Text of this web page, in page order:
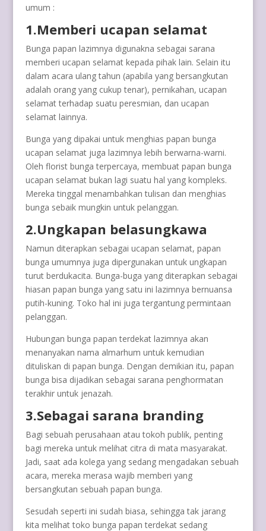
umum :
1.Memberi ucapan selamat
Bunga papan lazimnya digunakna sebagai sarana
memberi ucapan selamat kepada pihak lain. Selain itu
dalam acara ulang tahun (apabila yang bersangkutan
adalah orang yang cukup tenar), pernikahan, ucapan
selamat terhadap suatu peresmian, dan ucapan
selamat lainnya.
Bunga yang dipakai untuk menghias papan bunga
ucapan selamat juga lazimnya lebih berwarna-warni.
Oleh florist bunga terpercaya, membuat papan bunga
ucapan selamat bukan lagi suatu hal yang kompleks.
Mereka tinggal menambahkan tulisan dan menghias
bunga sebaik mungkin untuk pelanggan.
2.Ungkapan belasungkawa
Namun diterapkan sebagai ucapan selamat, papan
bunga umumnya juga dipergunakan untuk ungkapan
turut berdukacita. Bunga-buga yang diterapkan sebagai
hiasan papan bunga yang satu ini lazimnya bernuansa
putih-kuning. Toko hal ini juga tergantung permintaan
pelanggan.
Hubungan bunga papan terdekat lazimnya akan
menanyakan nama almarhum untuk kemudian
dituliskan di papan bunga. Dengan demikian itu, papan
bunga bisa dijadikan sebagai sarana penghormatan
terakhir untuk jenazah.
3.Sebagai sarana branding
Bagi sebuah perusahaan atau tokoh publik, penting
bagi mereka untuk melihat citra di mata masyarakat.
Jadi, saat ada kolega yang sedang mengadakan sebuah
acara, mereka merasa wajib memberi yang
bersangkutan sebuah papan bunga.
Sesudah seperti ini sudah biasa, sehingga tak jarang
kita melihat toko bunga papan terdekat sedang